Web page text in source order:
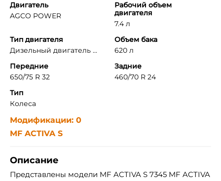
Двигатель
AGCO POWER
Рабочий объем
двигателя
7.4 л
Тип двигателя
Дизельный двигатель ...
Объем бака
620 л
Передние
650/75 R 32
Задние
460/70 R 24
Тип
Колеса
Модификации: 0
MF ACTIVA S
Описание
Представлены модели MF ACTIVA S 7345 MF ACTIVA